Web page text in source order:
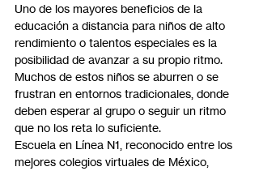
Uno de los mayores beneficios de la
educación a distancia para niños de alto
rendimiento o talentos especiales es la
posibilidad de avanzar a su propio ritmo.
Muchos de estos niños se aburren o se
frustran en entornos tradicionales, donde
deben esperar al grupo o seguir un ritmo
que no los reta lo suficiente.
Escuela en Línea N1, reconocido entre los
mejores colegios virtuales de México,